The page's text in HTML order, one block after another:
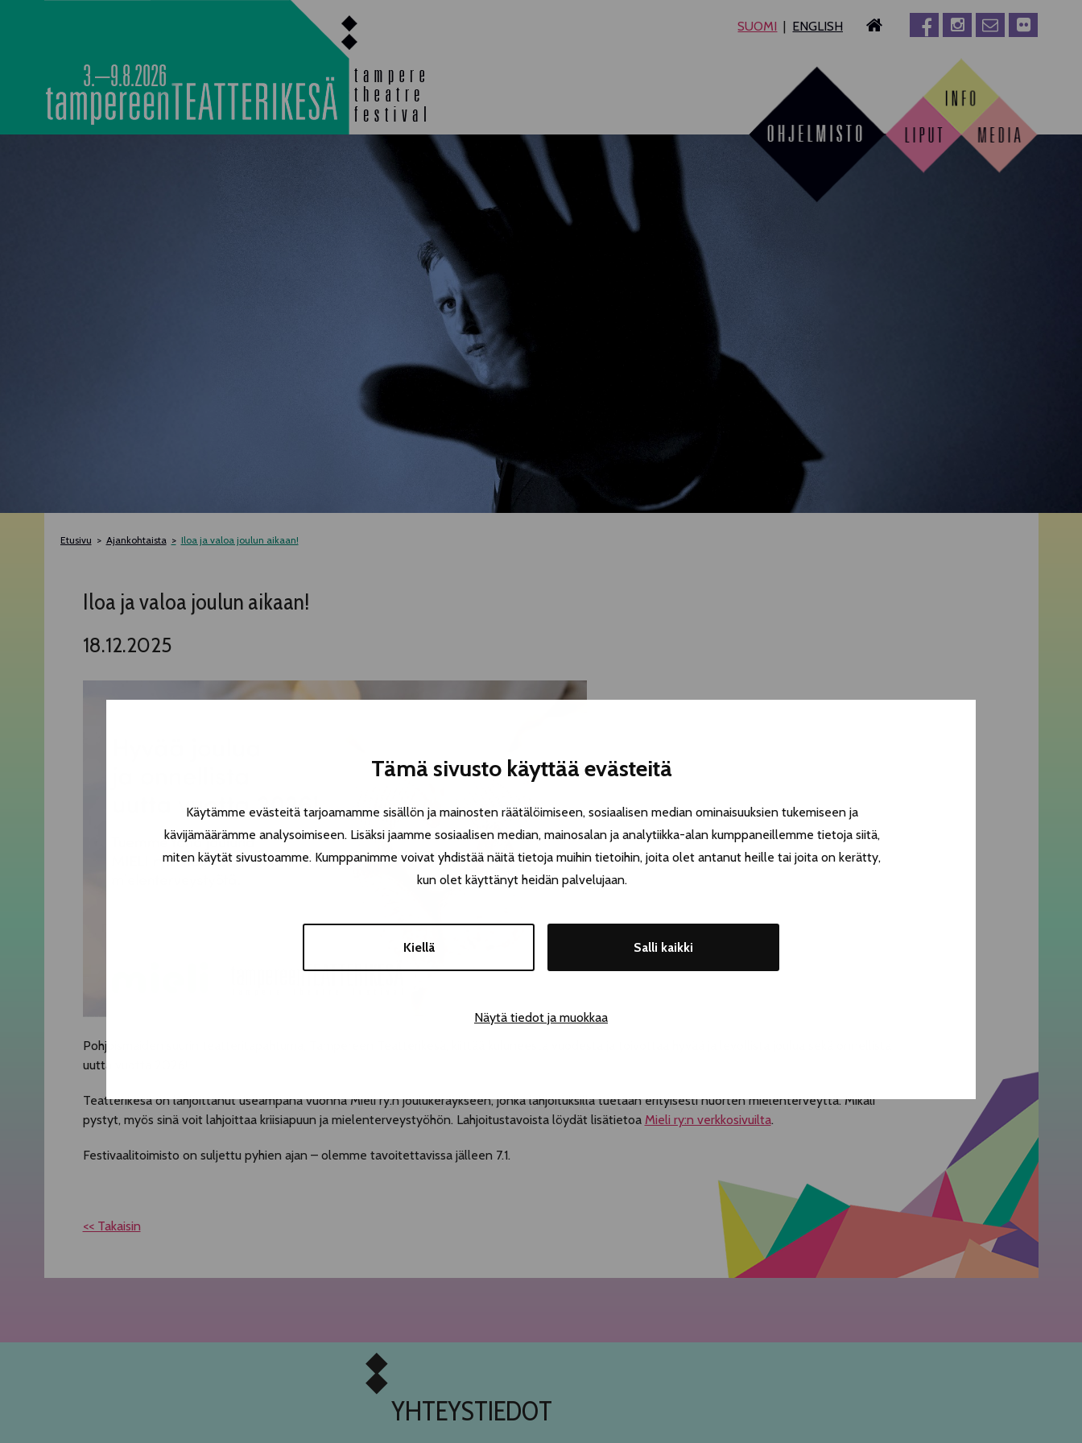
Tämä sivusto käyttää evästeitä
Käytämme evästeitä tarjoamamme sisällön ja mainosten räätälöimiseen, sosiaalisen median ominaisuuksien tukemiseen ja
kävijämäärämme analysoimiseen. Lisäksi jaamme sosiaalisen median, mainosalan ja analytiikka-alan kumppaneillemme tietoja siitä,
miten käytät sivustoamme. Kumppanimme voivat yhdistää näitä tietoja muihin tietoihin, joita olet antanut heille tai joita on kerätty,
kun olet käyttänyt heidän palvelujaan.
Kiellä Salli kaikki
Näytä tiedot ja muokkaa
SUOMI ENGLISH
3.–9.8.2026
TELTTALAB OFF TAMPERE
MUU OHJELMISTO
Etusivu Ajankohtaista Iloa ja valoa joulun aikaan!
Iloa ja valoa joulun aikaan!
18.12.2025
Pohjoismaiden suurin teatteritapahtuma, Tampereen Teatterikesä, kiittää kuluneesta vuodesta ja toivottaa hyvää ja levollista joulua sekä onnellista
uutta vuotta 2026!
Teatterikesä on lahjoittanut useampana vuonna Mieli ry:n joulukeräykseen, jonka lahjoituksilla tuetaan erityisesti nuorten mielenterveyttä. Mikäli
pystyt, myös sinä voit lahjoittaa kriisiapuun ja mielenterveystyöhön. Lahjoitustavoista löydät lisätietoa Mieli ry:n verkkosivuilta.
Festivaalitoimisto on suljettu pyhien ajan – olemme tavoitettavissa jälleen 7.1.
<< Takaisin
YHTEYSTIEDOT